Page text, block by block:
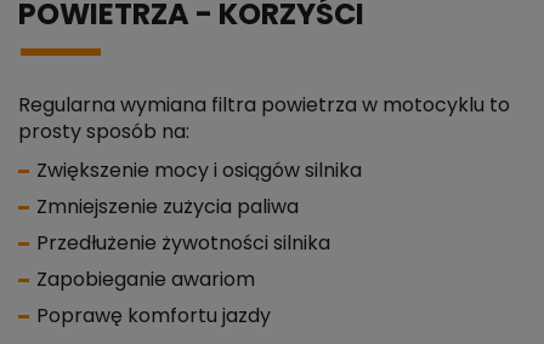
POWIETRZA - KORZYŚCI
Regularna wymiana filtra powietrza w motocyklu to
prosty sposób na:
Zwiększenie mocy i osiągów silnika
Zmniejszenie zużycia paliwa
Przedłużenie żywotności silnika
Zapobieganie awariom
Poprawę komfortu jazdy